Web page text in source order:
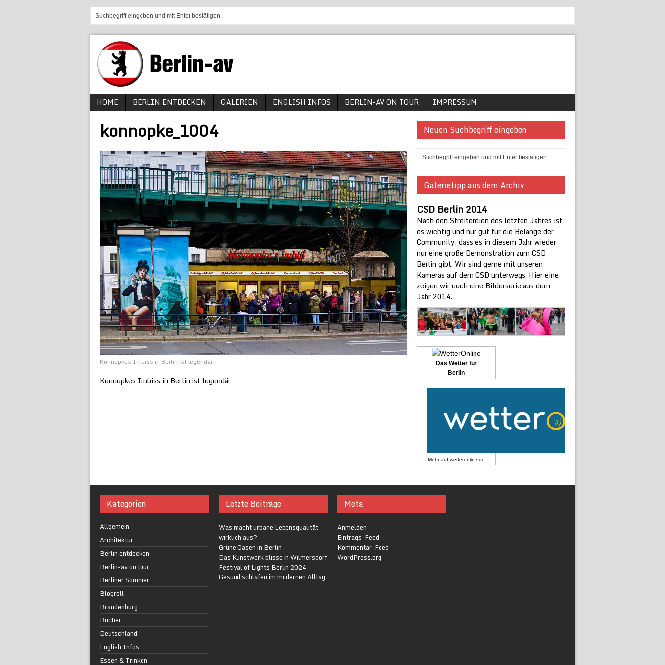
HOME BERLIN ENTDECKEN GALERIEN ENGLISH INFOS BERLIN-AV ON TOUR IMPRESSUM
konnopke_1004
Konnopkes Imbiss in Berlin ist legendär
Konnopkes Imbiss in Berlin ist legendär
Neuen Suchbegriff eingeben
Galerietipp aus dem Archiv
CSD Berlin 2014
Nach den Streitereien des letzten Jahres ist
es wichtig und nur gut für die Belange der
Community, dass es in diesem Jahr wieder
nur eine große Demonstration zum CSD
Berlin gibt. Wir sind gerne mit unseren
Kameras auf dem CSD unterwegs. Hier eine
zeigen wir euch eine Bilderserie aus dem
Jahr 2014.
Das Wetter für
Berlin
Mehr auf wetteronline.de
Kategorien
Allgemein
Architektur
Berlin entdecken
Berlin-av on tour
Berliner Sommer
Blogroll
Brandenburg
Bücher
Deutschland
English Infos
Essen & Trinken
Letzte Beiträge
Was macht urbane Lebensqualität
wirklich aus?
Grüne Oasen in Berlin
Das Kunstwerk blisse in Wilmersdorf
Festival of Lights Berlin 2024
Gesund schlafen im modernen Alltag
Meta
Anmelden
Eintrags-Feed
Kommentar-Feed
WordPress.org